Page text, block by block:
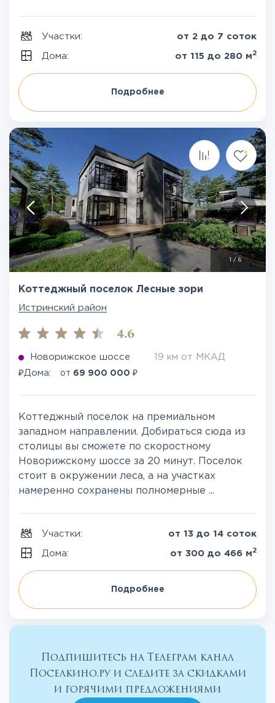
Участки: от 2 до 7 соток
Дома: от 115 до 280 м 2
Подробнее
/6
Коттеджный поселок Лесные зори
Истринский район
4.6
Новорижское шоссе 19 км от МКАД
₽Дома: от 69 900 000 ₽
Коттеджный поселок на премиальном
западном направлении. Добираться сюда из
столицы вы сможете по скоростному
Новорижскому шоссе за 20 минут. Поселок
стоит в окружении леса, а на участках
намеренно сохранены полномерные ...
Участки: от 13 до 14 соток
Дома: от 300 до 466 м 2
Подробнее
Подпишитесь на Телеграм канал
Поселкино.ру и следите за скидками
и горячими предложениями